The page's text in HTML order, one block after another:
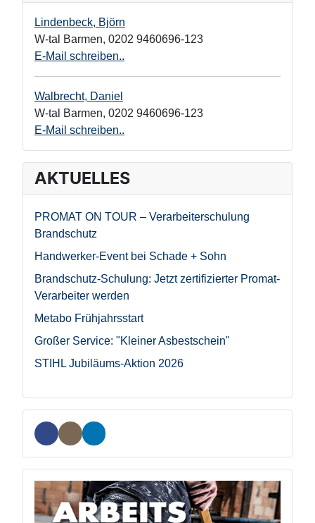
Lindenbeck, Björn
W-tal Barmen, 0202 9460696-123
E-Mail schreiben..
Walbrecht, Daniel
W-tal Barmen, 0202 9460696-123
E-Mail schreiben..
AKTUELLES
PROMAT ON TOUR – Verarbeiterschulung
Brandschutz
Handwerker-Event bei Schade + Sohn
Brandschutz-Schulung: Jetzt zertifizierter Promat-
Verarbeiter werden
Metabo Frühjahrsstart
Großer Service: "Kleiner Asbestschein"
STIHL Jubiläums-Aktion 2026